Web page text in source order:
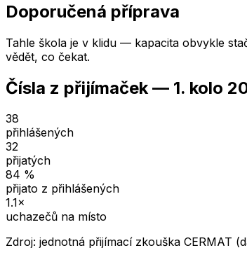
Doporučená příprava
Tahle škola je v klidu — kapacita obvykle
vědět, co čekat.
Čísla z přijímaček — 1. kolo
38
přihlášených
32
přijatých
84 %
přijato z přihlášených
1.1×
uchazečů na místo
Zdroj: jednotná přijímací zkouška CERMAT